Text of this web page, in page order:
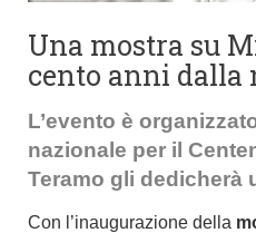
Una mostra su
cento anni dalla
L’evento è
nazionale per il
Teramo gli dedicherà
Con l’inaugurazione della